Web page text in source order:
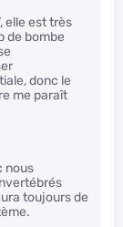
elle est très
de bombe
donc le
me paraît
nous
toujours de